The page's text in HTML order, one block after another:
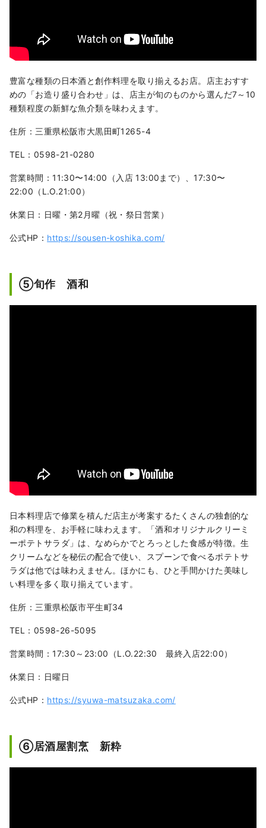
豊富な種類の日本酒と創作料理を取り揃えるお店。店主おすす
めの「お造り盛り合わせ」は、店主が旬のものから選んだ7～10
種類程度の新鮮な魚介類を味わえます。
住所：三重県松阪市大黒田町1265-4
TEL：0598-21-0280
営業時間：11:30〜14:00（入店 13:00まで）、17:30〜
22:00（L.O.21:00）
休業日：日曜・第2月曜（祝・祭日営業）
公式HP： https://sousen-koshika.com/
⑤旬作 酒和
日本料理店で修業を積んだ店主が考案するたくさんの独創的な
和の料理を、お手軽に味わえます。「酒和オリジナルクリーミ
ーポテトサラダ」は、なめらかでとろっとした食感が特徴。生
クリームなどを秘伝の配合で使い、スプーンで食べるポテトサ
ラダは他では味わえません。ほかにも、ひと手間かけた美味し
い料理を多く取り揃えています。
住所：三重県松阪市平生町34
TEL：0598-26-5095
営業時間：17:30～23:00（L.O.22:30 最終入店22:00）
休業日：日曜日
公式HP： https://syuwa-matsuzaka.com/
➅居酒屋割烹 新粋